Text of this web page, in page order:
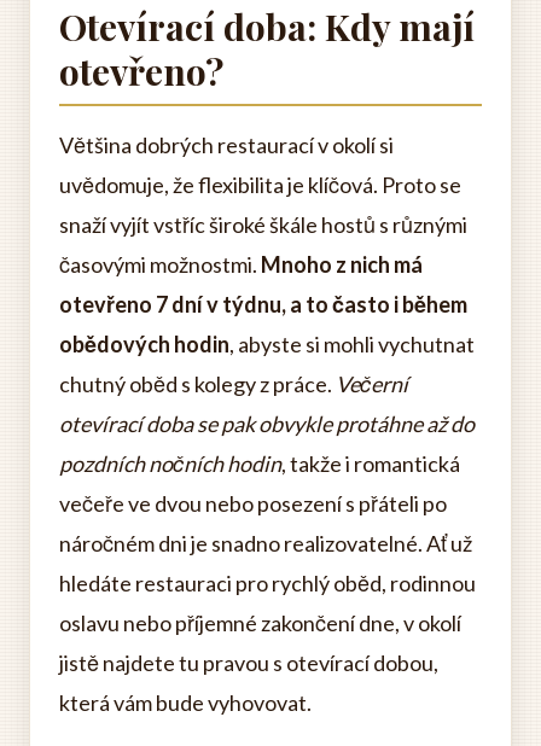
Otevírací doba: Kdy mají
otevřeno?
Většina dobrých restaurací v okolí si
uvědomuje, že flexibilita je klíčová. Proto se
snaží vyjít vstříc široké škále hostů s různými
časovými možnostmi. Mnoho z nich má
otevřeno 7 dní v týdnu, a to často i během
obědových hodin, abyste si mohli vychutnat
chutný oběd s kolegy z práce. Večerní
otevírací doba se pak obvykle protáhne až do
pozdních nočních hodin, takže i romantická
večeře ve dvou nebo posezení s přáteli po
náročném dni je snadno realizovatelné. Ať už
hledáte restauraci pro rychlý oběd, rodinnou
oslavu nebo příjemné zakončení dne, v okolí
jistě najdete tu pravou s otevírací dobou,
která vám bude vyhovovat.